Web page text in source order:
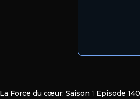
La Force du cœur: Saison 1 Episode 140